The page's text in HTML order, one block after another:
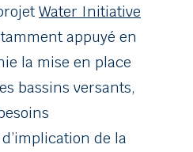
Water Initiative
appuyé en
la mise en place
bassins versants,
de la